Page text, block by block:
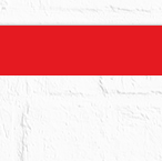
等相關資訊，
物買受人就物
聲請撤銷拍